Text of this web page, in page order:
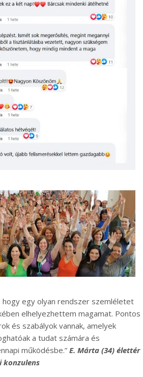
hogy egy olyan rendszer szemléletet
elhelyezhettem magamat. Pontos
és szabályok vannak, amelyek
a tudat számára és
működésbe.” E. Márta (34) élettér
konzulens